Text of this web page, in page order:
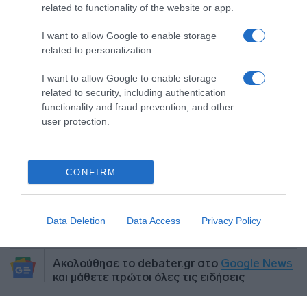
related to functionality of the website or app.
I want to allow Google to enable storage
related to personalization.
I want to allow Google to enable storage
related to security, including authentication
functionality and fraud prevention, and other
user protection.
CONFIRM
Data Deletion Data Access Privacy Policy
Γερμανικές εκλογές: Προς κυβέρνηση
μεγάλου συνασπισμού CDU, SPD –
Αξιωματική αντιπολίτευση το AfD
Αργυρούπολη: Με “άρωμα” Greek Mafia ο
Προσθήκη ως προτεινόμενη
Ακολούθησε το debater.gr στο Google News
και μάθετε πρώτοι όλες τις ειδήσεις